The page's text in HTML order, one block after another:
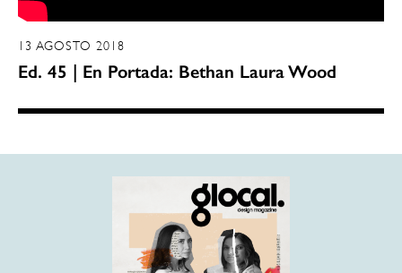
13 AGOSTO 2018
Ed. 45 | En Portada: Bethan Laura Wood